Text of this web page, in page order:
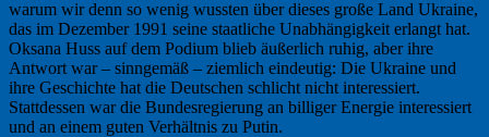
warum wir denn so wenig wussten über dieses große Land Ukraine,
das im Dezember 1991 seine staatliche Unabhängigkeit erlangt hat.
Oksana Huss auf dem Podium blieb äußerlich ruhig, aber ihre
Antwort war – sinngemäß – ziemlich eindeutig: Die Ukraine und
ihre Geschichte hat die Deutschen schlicht nicht interessiert.
Stattdessen war die Bundesregierung an billiger Energie interessiert
und an einem guten Verhältnis zu Putin.